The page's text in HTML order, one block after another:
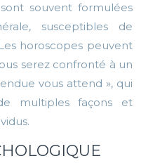
souvent formulées
susceptibles de
horoscopes peuvent
serez confronté à un
vous attend », qui
multiples façons et